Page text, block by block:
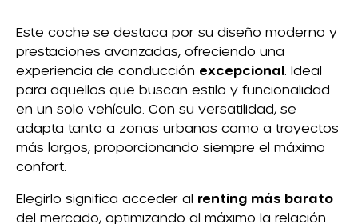
Este coche se destaca por su diseño moderno y
prestaciones avanzadas, ofreciendo una
experiencia de conducción excepcional . Ideal
para aquellos que buscan estilo y funcionalidad
en un solo vehículo. Con su versatilidad, se
adapta tanto a zonas urbanas como a trayectos
más largos, proporcionando siempre el máximo
confort.
Elegirlo significa acceder al renting más barato
del mercado, optimizando al máximo la relación